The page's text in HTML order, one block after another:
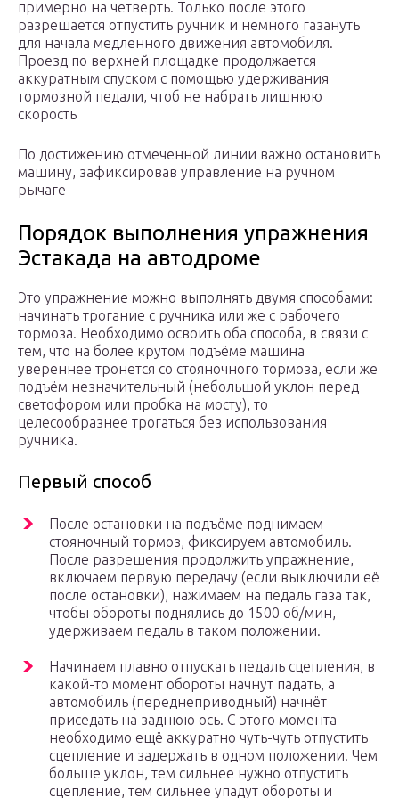
примерно на четверть. Только после этого
разрешается отпустить ручник и немного газануть
для начала медленного движения автомобиля.
Проезд по верхней площадке продолжается
аккуратным спуском с помощью удерживания
тормозной педали, чтоб не набрать лишнюю
скорость
По достижению отмеченной линии важно остановить
машину, зафиксировав управление на ручном
рычаге
Порядок выполнения упражнения
Эстакада на автодроме
Это упражнение можно выполнять двумя способами:
начинать трогание с ручника или же с рабочего
тормоза. Необходимо освоить оба способа, в связи с
тем, что на более крутом подъёме машина
увереннее тронется со стояночного тормоза, если же
подъём незначительный (небольшой уклон перед
светофором или пробка на мосту), то
целесообразнее трогаться без использования
ручника.
Первый способ
После остановки на подъёме поднимаем
стояночный тормоз, фиксируем автомобиль.
После разрешения продолжить упражнение,
включаем первую передачу (если выключили её
после остановки), нажимаем на педаль газа так,
чтобы обороты поднялись до 1500 об/мин,
удерживаем педаль в таком положении.
Начинаем плавно отпускать педаль сцепления, в
какой-то момент обороты начнут падать, а
автомобиль (переднеприводный) начнёт
приседать на заднюю ось. С этого момента
необходимо ещё аккуратно чуть-чуть отпустить
сцепление и задержать в одном положении. Чем
больше уклон, тем сильнее нужно отпустить
сцепление, тем сильнее упадут обороты и